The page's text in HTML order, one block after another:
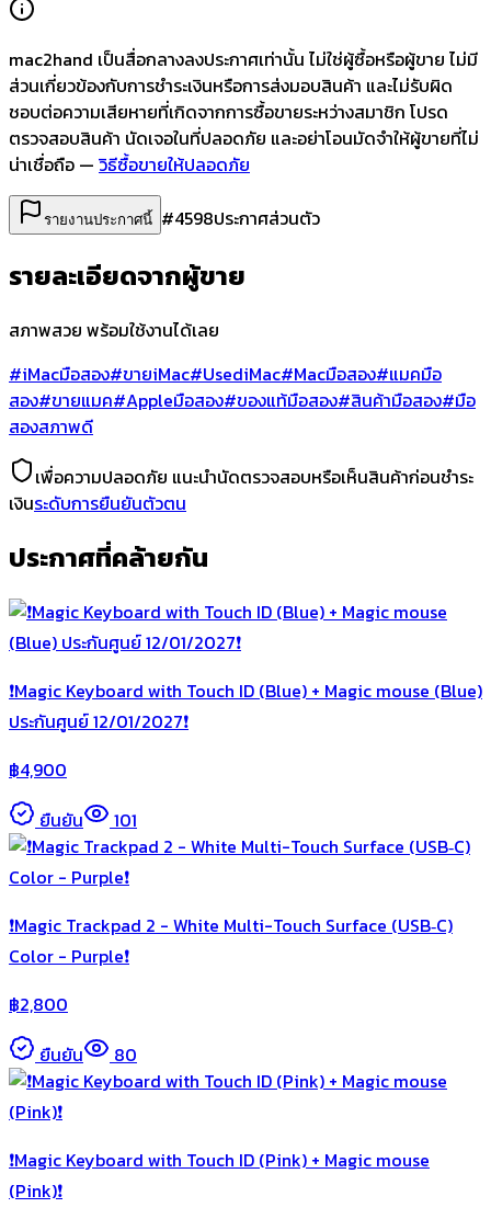
mac2hand เป็นสื่อกลางลงประกาศเท่านั้น ไม่ใช่ผู้ซื้อหรือผู้ขาย ไม่มี
ส่วนเกี่ยวข้องกับการชำระเงินหรือการส่งมอบสินค้า และไม่รับผิด
ชอบต่อความเสียหายที่เกิดจากการซื้อขายระหว่างสมาชิก โปรด
ตรวจสอบสินค้า นัดเจอในที่ปลอดภัย และอย่าโอนมัดจำให้ผู้ขายที่ไม่
น่าเชื่อถือ — วิธีซื้อขายให้ปลอดภัย
รายงานประกาศนี้ #4598ประกาศส่วนตัว
รายละเอียดจากผู้ขาย
สภาพสวย พร้อมใช้งานได้เลย
#iMacมือสอง#ขายiMac#UsediMac#Macมือสอง#แมคมือ
สอง#ขายแมค#Appleมือสอง#ของแท้มือสอง#สินค้ามือสอง#มือ
สองสภาพดี
เพื่อความปลอดภัย แนะนำนัดตรวจสอบหรือเห็นสินค้าก่อนชำระ
เงินระดับการยืนยันตัวตน
ประกาศที่คล้ายกัน
❗️Magic Keyboard with Touch ID (Blue) + Magic mouse (Blue)
ประกันศูนย์ 12/01/2027❗️
฿4,900
ยืนยัน
101
❗️Magic Trackpad 2 - White Multi-Touch Surface (USB‑C)
Color - Purple❗️
฿2,800
ยืนยัน
80
❗️Magic Keyboard with Touch ID (Pink) + Magic mouse
(Pink)❗️